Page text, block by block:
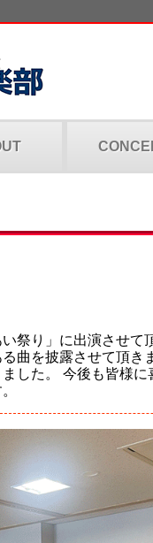
祭り」に出演させて
曲を披露させて頂き
した。 今後も皆様